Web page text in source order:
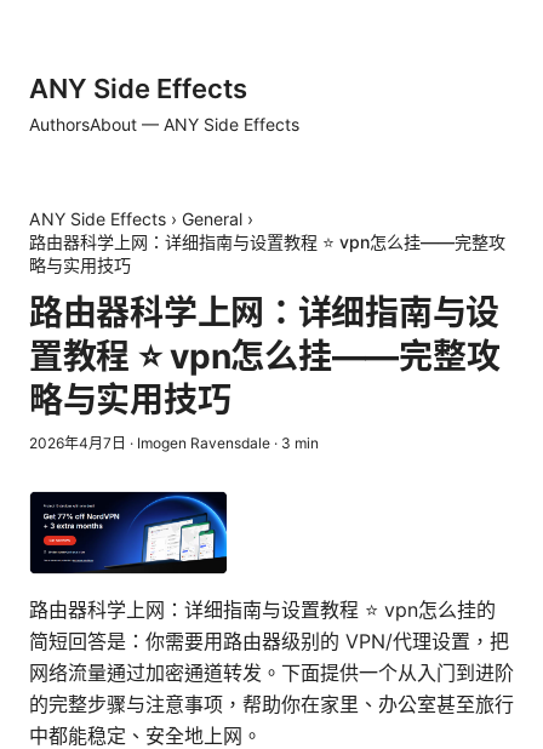
ANY Side Effects
AuthorsAbout — ANY Side Effects
ANY Side Effects › General ›
路由器科学上网：详细指南与设置教程 ⭐ vpn怎么挂——完整攻
略与实用技巧
路由器科学上网：详细指南与设
置教程 ⭐ vpn怎么挂——完整攻
略与实用技巧
2026年4月7日 · Imogen Ravensdale · 3 min
路由器科学上网：详细指南与设置教程 ⭐ vpn怎么挂的
简短回答是：你需要用路由器级别的 VPN/代理设置，把
网络流量通过加密通道转发。下面提供一个从入门到进阶
的完整步骤与注意事项，帮助你在家里、办公室甚至旅行
中都能稳定、安全地上网。